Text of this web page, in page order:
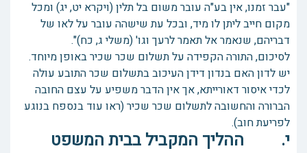
"עבר זמנו, אין בע"ה עובר משום בל תלין (ויקרא יט, יג) ומכל
מקום חייב ליתן לו מיד, ובכל עת שישהה עובר על לאו של
דבריהם, שנאמר אל תאמר לרעך וגו' (משלי ג, כח)".
לסיכום, התורה הקפידה על תשלום שכר שכיר באופן מיוחד.
יש לדון האם בנדון דידן העיכוב בתשלום שכר התובע עולה
לכדי איסור דאורייתא, אך אין הדבר משפיע על עצם החובה
הברורה והחשובה לתשלום שכר שכיר (ראו עוד בנספח בנוגע
לפריעת חוב).
י. ההליך המקביל בבית המשפט